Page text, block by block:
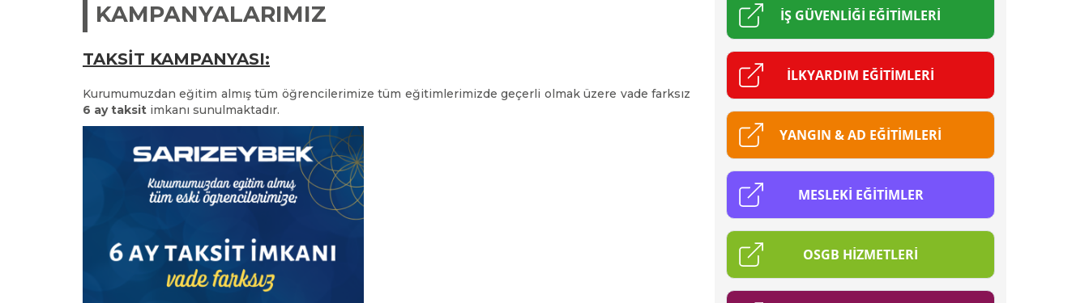
KAMPANYALARIMIZ
TAKSİT KAMPANYASI:
Kurumumuzdan eğitim almış tüm öğrencilerimize tüm eğitimlerimizde geçerli olmak üzere vade farksız
6 ay taksit imkanı sunulmaktadır.